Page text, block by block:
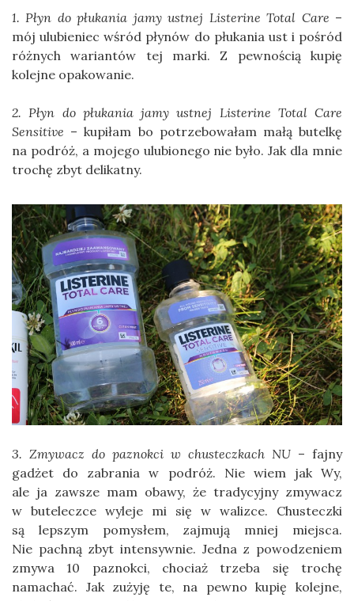
1. Płyn do płukania jamy ustnej Listerine Total Care –
mój ulubieniec wśród płynów do płukania ust i pośród
różnych wariantów tej marki. Z pewnością kupię
kolejne opakowanie.
2. Płyn do płukania jamy ustnej Listerine Total Care
Sensitive – kupiłam bo potrzebowałam małą butelkę
na podróż, a mojego ulubionego nie było. Jak dla mnie
trochę zbyt delikatny.
3. Zmywacz do paznokci w chusteczkach NU – fajny
gadżet do zabrania w podróż. Nie wiem jak Wy,
ale ja zawsze mam obawy, że tradycyjny zmywacz
w buteleczce wyleje mi się w walizce. Chusteczki
są lepszym pomysłem, zajmują mniej miejsca.
Nie pachną zbyt intensywnie. Jedna z powodzeniem
zmywa 10 paznokci, chociaż trzeba się trochę
namachać. Jak zużyję te, na pewno kupię kolejne,